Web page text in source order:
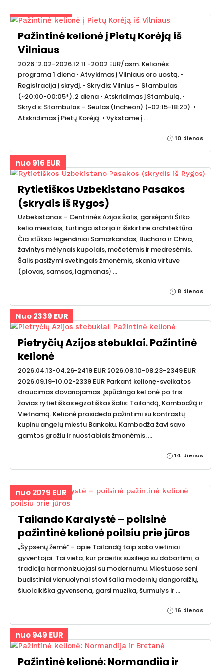
Pažintinė kelionė į Pietų Korėją iš
Vilniaus
2026.12.02-2026.12.11 -2002 EUR/asm. Kelionės
programa 1 diena • Atvykimas į Vilniaus oro uostą. •
Registracija į skrydį. • Skrydis: Vilnius – Stambulas
(~20:00-00:05*). 2 diena • Atskridimas į Stambulą. •
Skrydis: Stambulas – Seulas (Incheon) (~02:15-18:20). •
Atskridimas į Pietų Korėją. • Vykstame į …
10 dienos
nuo 916 EUR
Rytietiškos Uzbekistano Pasakos
(skrydis iš Rygos)
Uzbekistanas – Centrinės Azijos šalis, garsėjanti Šilko
kelio miestais, turtinga istorija ir išskirtine architektūra.
Čia stūkso legendiniai Samarkandas, Buchara ir Chiva,
žavintys mėlynais kupolais, mečetėmis ir medresėmis.
Šalis pasižymi svetingais žmonėmis, skania virtuve
(plovas, samsos, lagmanas) …
8 dienos
Nuo 2339 EUR
Pietryčių Azijos stebuklai. Pažintinė
kelionė
2026.04.13-04.26-2419 EUR 2026.08.10-08.23-2349 EUR
2026.09.19-10.02-2339 EUR Parkant kelionę-sveikatos
draudimas dovanojamas. Įspūdinga kelionė po tris
žavias rytietiškas egzotiškas šalis: Tailandą, Kambodžą ir
Vietnamą. Kelionė prasideda pažintimi su kontrastų
kupinu angelų miestu Bankoku. Kambodža žavi savo
gamtos grožiu ir nuostabiais žmonėmis. …
14 dienos
nuo 2079 EUR
Tailando Karalystė – poilsinė
pažintinė kelionė poilsiu prie jūros
„Šypsenų žemė“ – apie Tailandą taip sako vietiniai
gyventojai. Tai vieta, kur praeitis susilieja su dabartimi, o
tradicija harmonizuojasi su modernumu. Miestuose seni
budistiniai vienuolynai stovi šalia modernių dangoraižių,
šiuolaikiška gyvensena, garsi muzika, šurmulys ir …
16 dienos
nuo 949 EUR
Pažintinė kelionė: Normandija ir